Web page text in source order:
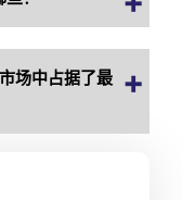
场中占据了最